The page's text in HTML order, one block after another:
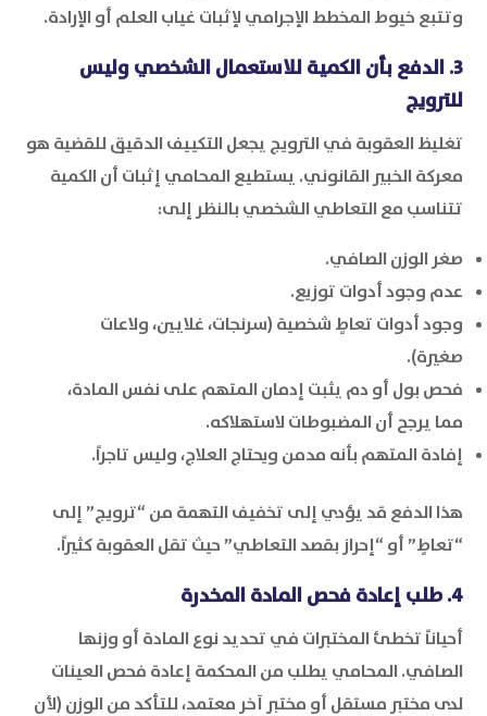
وتتبع خيوط المخطط الإجرامي لإثبات غياب العلم أو الإرادة.
3. الدفع بأن الكمية للاستعمال الشخصي وليس
للترويج
تغليظ العقوبة في الترويج يجعل التكييف الدقيق للقضية هو
معركة الخبير القانوني. يستطيع المحامي إثبات أن الكمية
تتناسب مع التعاطي الشخصي بالنظر إلى:
صغر الوزن الصافي.
عدم وجود أدوات توزيع.
وجود أدوات تعاطٍ شخصية (سرنجات، غلايين، ولاعات
صغيرة).
فحص بول أو دم يثبت إدمان المتهم على نفس المادة،
مما يرجح أن المضبوطات لاستهلاكه.
إفادة المتهم بأنه مدمن ويحتاج العلاج، وليس تاجراً.
هذا الدفع قد يؤدي إلى تخفيف التهمة من “ترويج” إلى
“تعاطٍ” أو “إحراز بقصد التعاطي” حيث تقل العقوبة كثيراً.
4. طلب إعادة فحص المادة المخدرة
أحياناً تخطئ المختبرات في تحديد نوع المادة أو وزنها
الصافي. المحامي يطلب من المحكمة إعادة فحص العينات
لدى مختبر مستقل أو مختبر آخر معتمد، للتأكد من الوزن (لأن